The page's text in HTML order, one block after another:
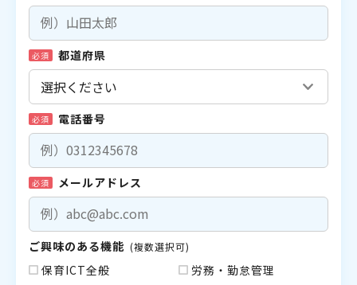
必須 都道府県
必須 電話番号
必須 メールアドレス
ご興味のある機能 (複数選択可)
保育ICT全般
労務・勤怠管理